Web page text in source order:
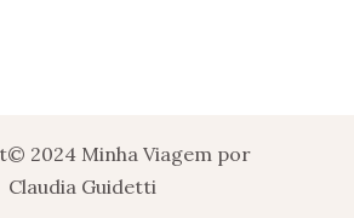
2024 Minha Viagem por
Claudia Guidetti